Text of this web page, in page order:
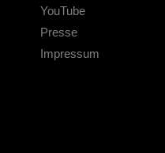
YouTube
Presse
Impressum